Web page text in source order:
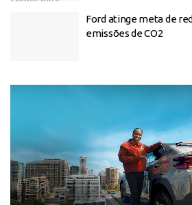
Ford atinge meta de
emissões de CO2